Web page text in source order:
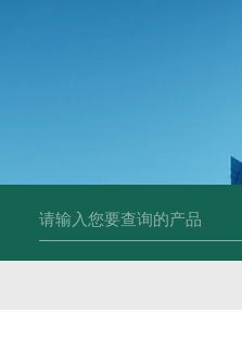
PAV320-1.3 （with